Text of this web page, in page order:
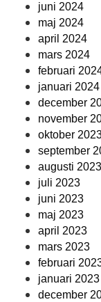
juni 2024
maj 2024
april 2024
mars 2024
februari
januari 2024
december
november
oktober
september
augusti 2023
juli 2023
juni 2023
maj 2023
april 2023
mars 2023
februari
januari 2023
december